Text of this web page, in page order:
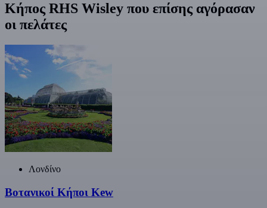
Κήπος RHS Wisley που επίσης αγόρασαν
οι πελάτες
Λονδίνο
Βοτανικοί Κήποι Kew